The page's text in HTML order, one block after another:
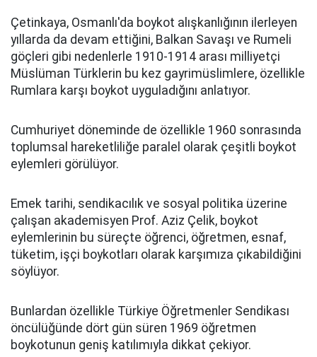
Çetinkaya, Osmanlı'da boykot alışkanlığının ilerleyen
yıllarda da devam ettiğini, Balkan Savaşı ve Rumeli
göçleri gibi nedenlerle 1910-1914 arası milliyetçi
Müslüman Türklerin bu kez gayrimüslimlere, özellikle
Rumlara karşı boykot uyguladığını anlatıyor.
Cumhuriyet döneminde de özellikle 1960 sonrasında
toplumsal hareketliliğe paralel olarak çeşitli boykot
eylemleri görülüyor.
Emek tarihi, sendikacılık ve sosyal politika üzerine
çalışan akademisyen Prof. Aziz Çelik, boykot
eylemlerinin bu süreçte öğrenci, öğretmen, esnaf,
tüketim, işçi boykotları olarak karşımıza çıkabildiğini
söylüyor.
Bunlardan özellikle Türkiye Öğretmenler Sendikası
öncülüğünde dört gün süren 1969 öğretmen
boykotunun geniş katılımıyla dikkat çekiyor.